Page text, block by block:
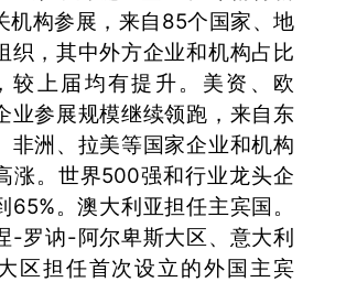
机构参展，来自85个国家、地
织，其中外方企业和机构占比
较上届均有提升。美资、欧
业参展规模继续领跑，来自东
非洲、拉美等国家企业和机构
涨。世界500强和行业龙头企
65%。澳大利亚担任主宾国。
-罗讷-阿尔卑斯大区、意大利
区担任首次设立的外国主宾